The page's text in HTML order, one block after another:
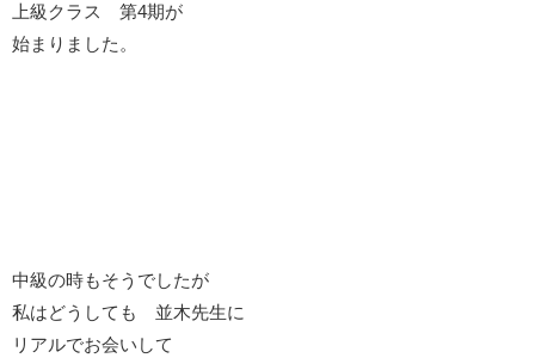
上級クラス 第4期が
始まりました。
中級の時もそうでしたが
私はどうしても 並木先生に
リアルでお会いして